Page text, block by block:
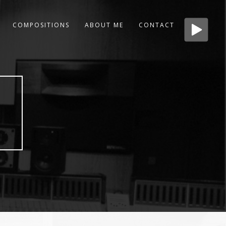
COMPOSITIONS ABOUT ME CONTACT